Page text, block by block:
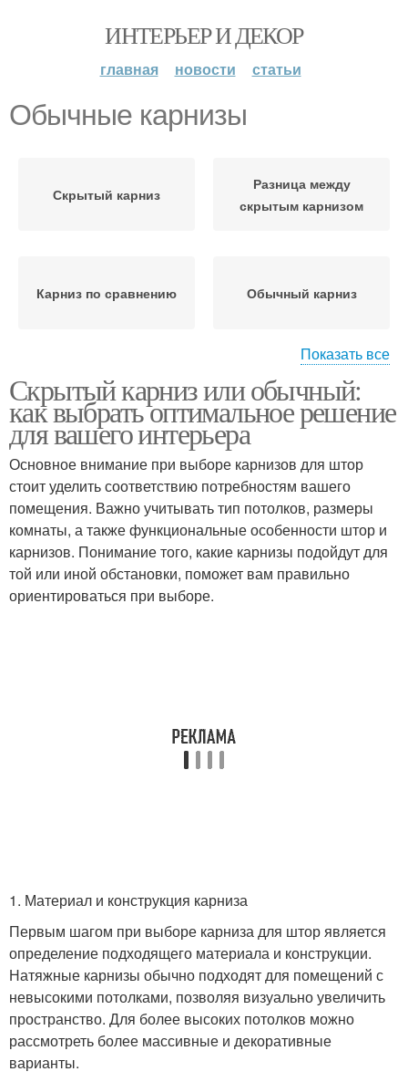
ИНТЕРЬЕР И ДЕКОР
главная новости статьи
Обычные карнизы
Скрытый карниз
Разница между
скрытым карнизом
Карниз по сравнению Обычный карниз
Отличие между
скрытым карнизом
Скрытые карнизы
Показать все
Скрытый карниз или обычный:
как выбрать оптимальное решение
для вашего интерьера
Основное внимание при выборе карнизов для штор
стоит уделить соответствию потребностям вашего
помещения. Важно учитывать тип потолков, размеры
комнаты, а также функциональные особенности штор и
карнизов. Понимание того, какие карнизы подойдут для
той или иной обстановки, поможет вам правильно
ориентироваться при выборе.
1. Материал и конструкция карниза
Первым шагом при выборе карниза для штор является
определение подходящего материала и конструкции.
Натяжные карнизы обычно подходят для помещений с
невысокими потолками, позволяя визуально увеличить
пространство. Для более высоких потолков можно
рассмотреть более массивные и декоративные
варианты.